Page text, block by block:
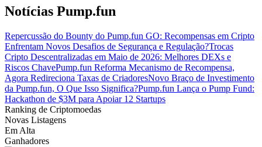
Afiliados Bitrue
Até 65% de comissões!
Notícias Pump.fun
Repercussão do Bounty do Pump.fun GO: Recompensas em Cripto
Enfrentam Novos Desafios de Segurança e Regulação?Trocas
Cripto Descentralizadas em Maio de 2026: Melhores DEXs e
Riscos ChavePump.fun Reforma Mecanismo de Recompensa,
Agora Redireciona Taxas de CriadoresNovo Braço de Investimento
da Pump.fun, O Que Isso Significa?Pump.fun Lança o Pump Fund:
Hackathon de $3M para Apoiar 12 Startups
Ranking de Criptomoedas
Novas Listagens
Em Alta
Ganhadores